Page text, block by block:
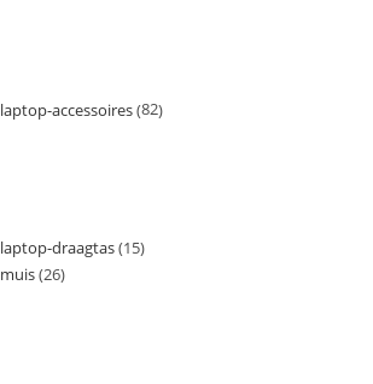
laptop-accessoires 82
laptop-draagtas 15
muis 26